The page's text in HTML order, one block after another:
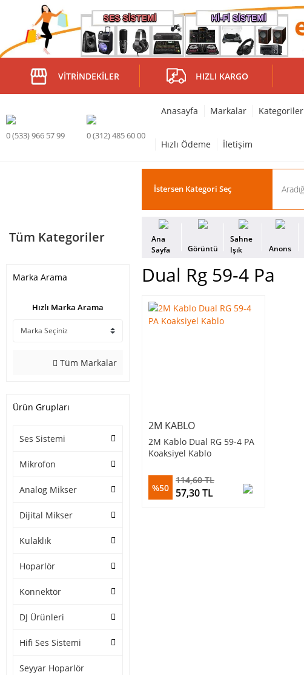
VITRINDEKILER HIZLI KARGO
0 (533) 966 57 99 0 (312) 485 60 00
Anasayfa Markalar Kategoriler
Hızlı Ödeme İletişim
Tüm Kategoriler
Ana
Sayfa
Görüntü
Sahne
Işık
Anons
Marka Arama
Hızlı Marka Arama
Tüm Markalar
Ürün Grupları
Ses Sistemi
Mikrofon
Analog Mikser
Dijital Mikser
Kulaklık
Hoparlör
Konnektör
DJ Ürünleri
Hifi Ses Sistemi
Seyyar Hoparlör
Dual Rg 59-4 Pa
2M KABLO
2M Kablo Dual RG 59-4 PA
Koaksiyel Kablo
%50
114,60 TL
57,30 TL